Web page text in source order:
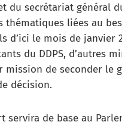
du secrétariat général
thématiques liées au
d’ici le mois de janvier
du DDPS, d’autres
mission de seconder le
décision.
servira de base au